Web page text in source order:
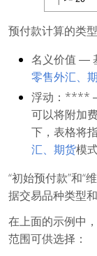
预付款计算的类
名义价值 ―
零售外汇、
浮动：****
可以将附加
下，表格将
汇、期货模式
“初始预付款”和“
据交易品种类型
在上面的示例中
范围可供选择：